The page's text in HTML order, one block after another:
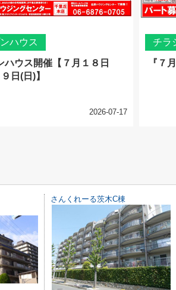
ハウス
ハウス開催【７月１８日
日(日)】
2026-07-17
チラ
『７
さんくれーる茨木C棟